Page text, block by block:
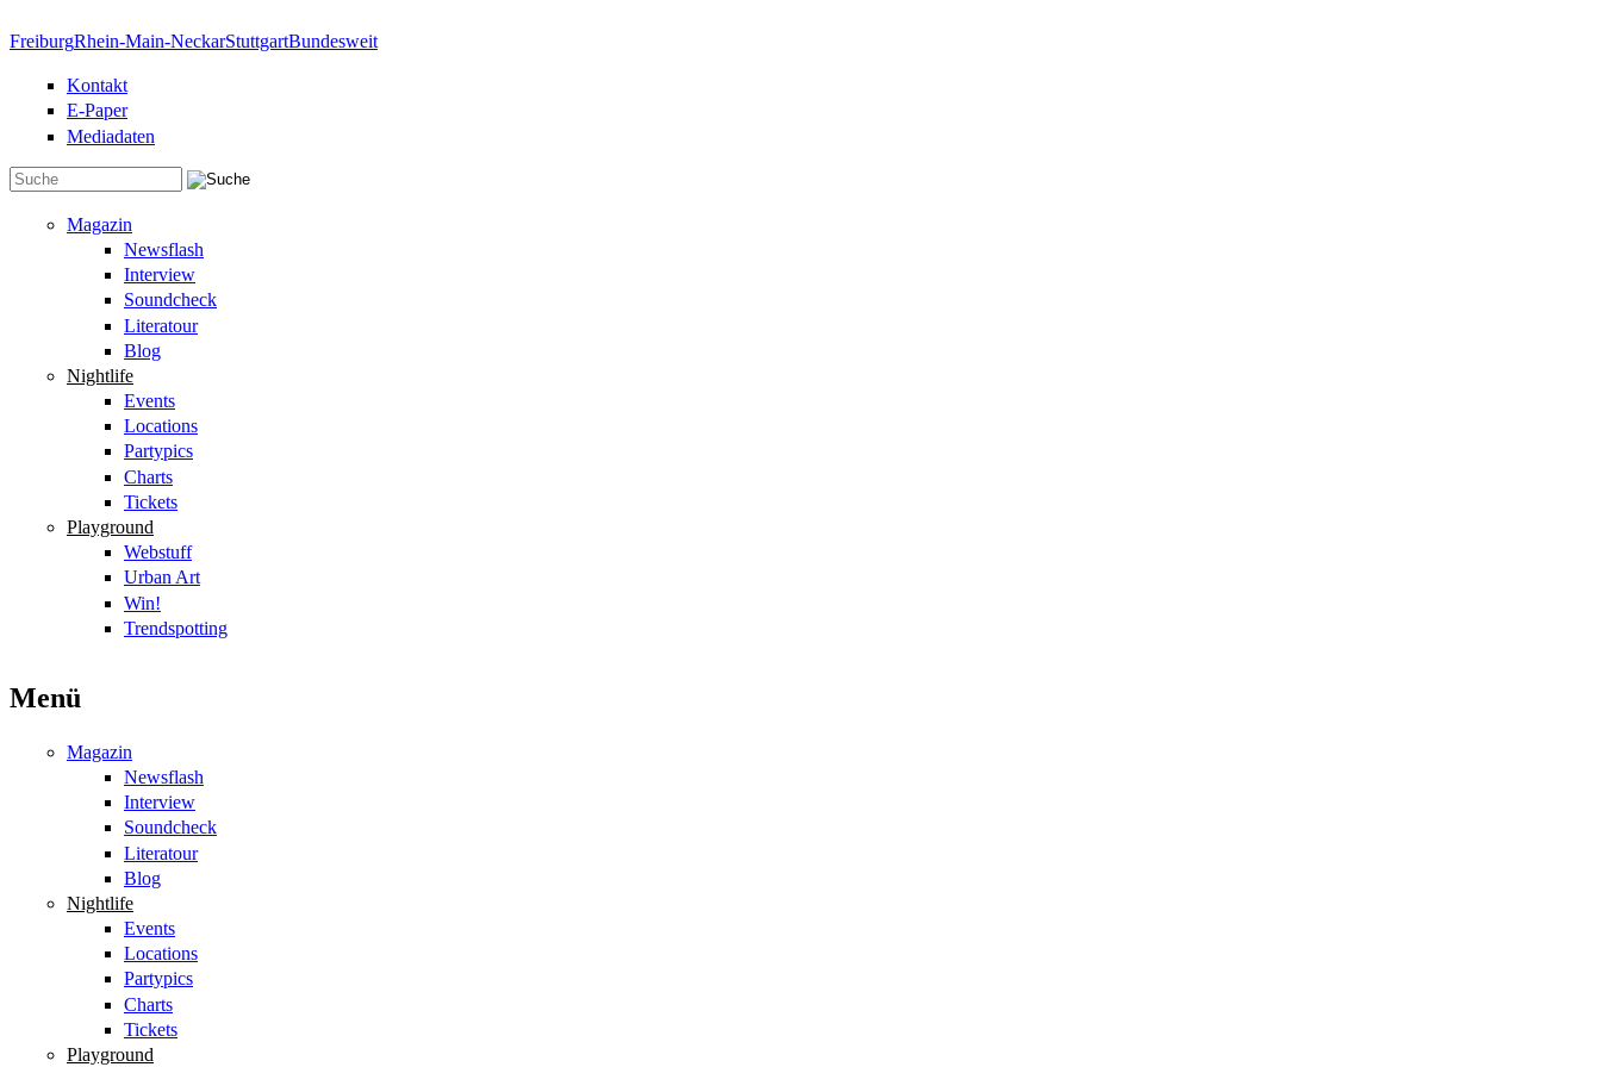
FreiburgRhein-Main-NeckarStuttgartBundesweit
Kontakt
E-Paper
Mediadaten
Magazin
Newsflash
Interview
Soundcheck
Literatour
Blog
Nightlife
Events
Locations
Partypics
Charts
Tickets
Playground
Webstuff
Urban Art
Win!
Trendspotting
Menü
Magazin
Newsflash
Interview
Soundcheck
Literatour
Blog
Nightlife
Events
Locations
Partypics
Charts
Tickets
Playground